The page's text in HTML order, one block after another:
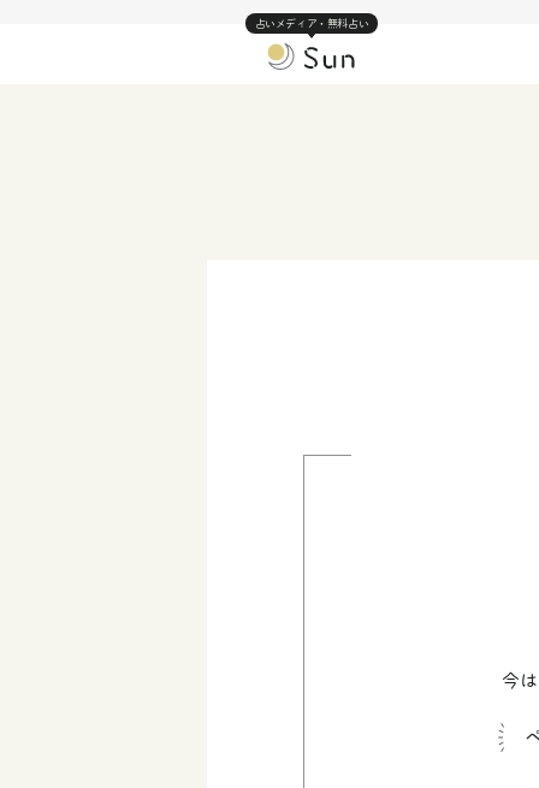
占いメディア・無料占い
今